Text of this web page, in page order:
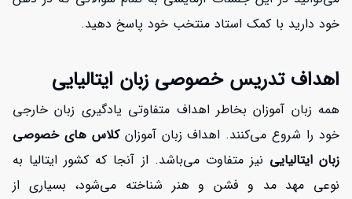
خود دارید با کمک استاد منتخب خود پاسخ دهید.
اهداف تدریس خصوصی زبان ایتالیایی
همه زبان آموزان بخاطر اهداف متفاوتی یادگیری زبان خارجی
خود را شروع می‌کنند. اهداف زبان آموزانکلاس های خصوصی
زبان ایتالیایی نیز متفاوت می‌باشد. از آنجا که کشور ایتالیا به
نوعی مهد مد و فشن و هنر شناخته می‌شود، بسیاری از